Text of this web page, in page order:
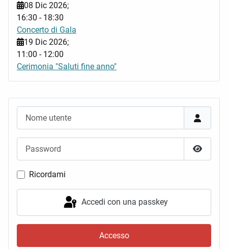
Mostra
Ricordami
Accedi con una passkey
Accesso
08 Dic 2026;
16:30 - 18:30
Concerto di Gala
19 Dic 2026;
11:00 - 12:00
Cerimonia "Saluti fine anno"